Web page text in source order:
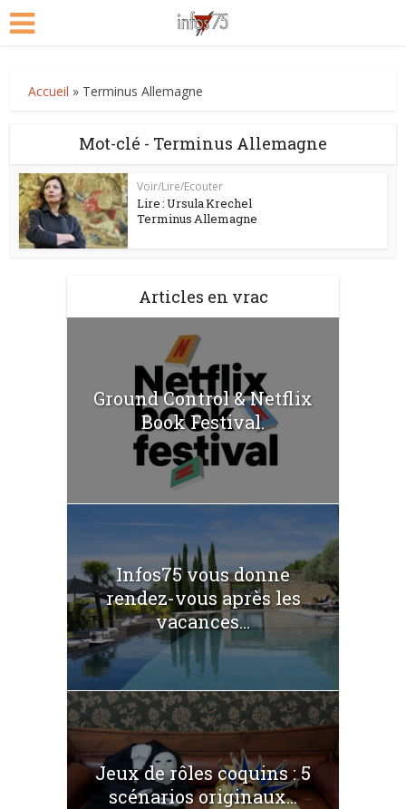
Accueil » Terminus Allemagne
Mot-clé - Terminus Allemagne
Voir/Lire/Ecouter
Lire : Ursula Krechel
Terminus Allemagne
Articles en vrac
Ground Control & Netflix
Book Festival.
Infos75 vous donne
rendez-vous après les
vacances...
Jeux de rôles coquins : 5
scénarios originaux...